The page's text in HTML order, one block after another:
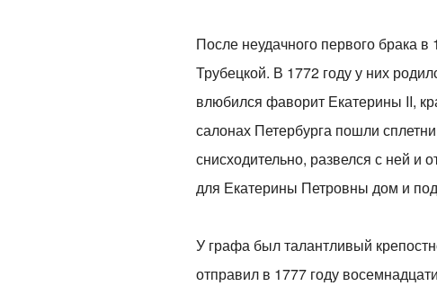
После неудачного первого брака
Трубецкой. В 1772 году у них
влюбился фаворит Екатерины II,
салонах Петербурга пошли
снисходительно, развелся с ней и
для Екатерины Петровны дом и
У графа был талантливый
отправил в 1777 году